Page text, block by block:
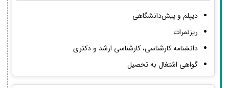
دیپلم و پیش‌دانشگاهی
ریزنمرات
دانشنامه کارشناسی، کارشناسی ارشد و دکتری
گواهی اشتغال به تحصیل